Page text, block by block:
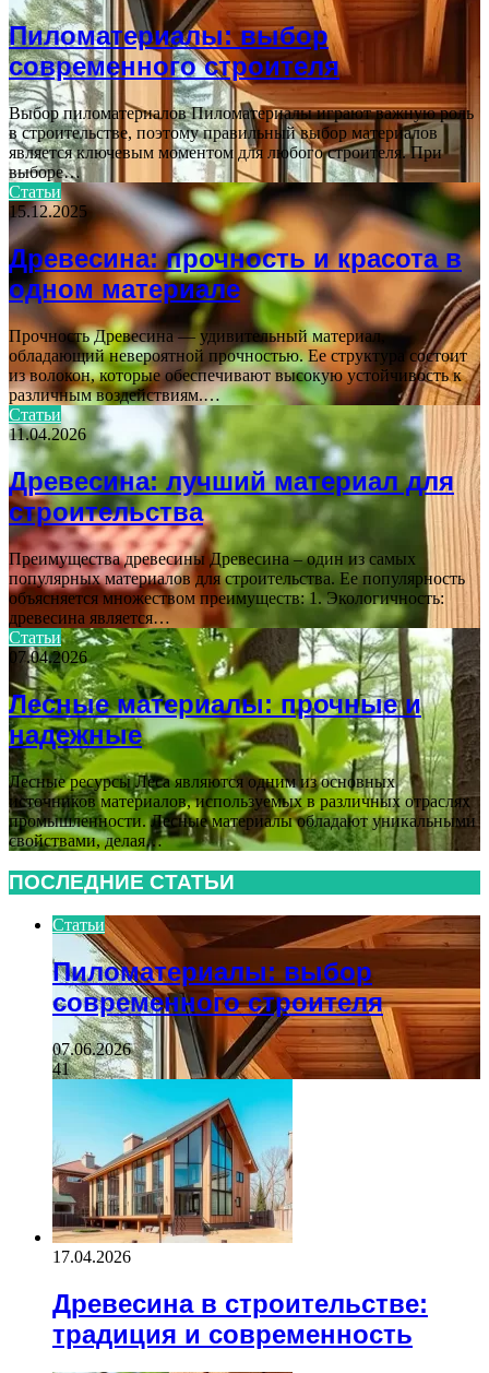
Пиломатериалы: выбор
современного строителя
Выбор пиломатериалов Пиломатериалы играют важную роль
в строительстве, поэтому правильный выбор материалов
является ключевым моментом для любого строителя. При
выборе…
Статьи
15.12.2025
Древесина: прочность и красота в
одном материале
Прочность Древесина — удивительный материал,
обладающий невероятной прочностью. Ее структура состоит
из волокон, которые обеспечивают высокую устойчивость к
различным воздействиям.…
Статьи
11.04.2026
Древесина: лучший материал для
строительства
Преимущества древесины Древесина – один из самых
популярных материалов для строительства. Ее популярность
объясняется множеством преимуществ: 1. Экологичность:
древесина является…
Статьи
07.04.2026
Лесные материалы: прочные и
надежные
Лесные ресурсы Леса являются одним из основных
источников материалов, используемых в различных отраслях
промышленности. Лесные материалы обладают уникальными
свойствами, делая…
ПОСЛЕДНИЕ СТАТЬИ
Статьи
Пиломатериалы: выбор
современного строителя
07.06.2026
41
17.04.2026
Древесина в строительстве:
традиция и современность